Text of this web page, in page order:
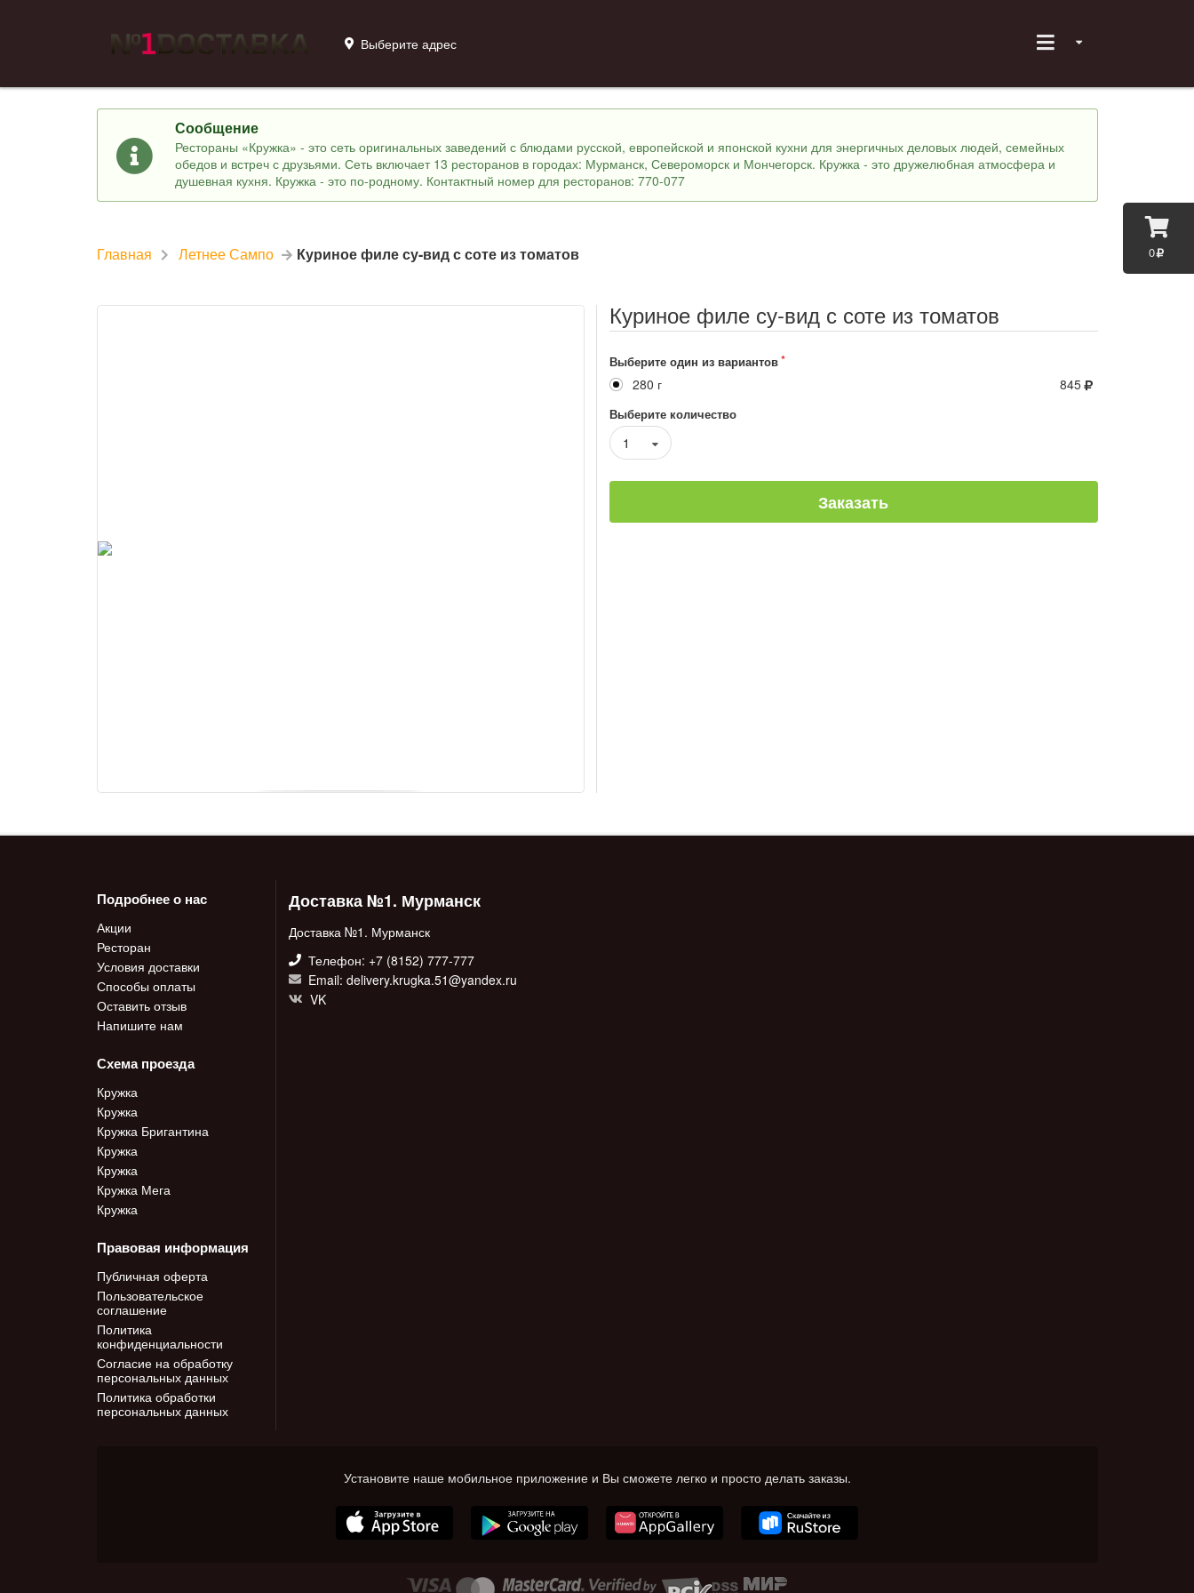
0
Выберите адрес
Сообщение
Рестораны «Кружка» - это сеть оригинальных заведений с блюдами русской, европейской и японской кухни для энергичных деловых людей, семейных
обедов и встреч с друзьями. Сеть включает 13 ресторанов в городах: Мурманск, Североморск и Мончегорск. Кружка - это дружелюбная атмосфера и
душевная кухня. Кружка - это по-родному. Контактный номер для ресторанов: 770-077
Главная Летнее Сампо Куриное филе су-вид с соте из томатов
Куриное филе су-вид с соте из томатов
Выберите один из вариантов
280 г 845
Выберите количество
1
Заказать
Подробнее о нас
Акции
Ресторан
Условия доставки
Способы оплаты
Оставить отзыв
Напишите нам
Схема проезда
Кружка
Кружка
Кружка Бригантина
Кружка
Кружка
Кружка Мега
Кружка
Правовая информация
Публичная оферта
Пользовательское
соглашение
Политика
конфиденциальности
Согласие на обработку
персональных данных
Политика обработки
персональных данных
Доставка №1. Мурманск
Доставка №1. Мурманск
Телефон: +7 (8152) 777-777
Email: delivery.krugka.51@yandex.ru
VK
Установите наше мобильное приложение и Вы сможете легко и просто делать заказы.